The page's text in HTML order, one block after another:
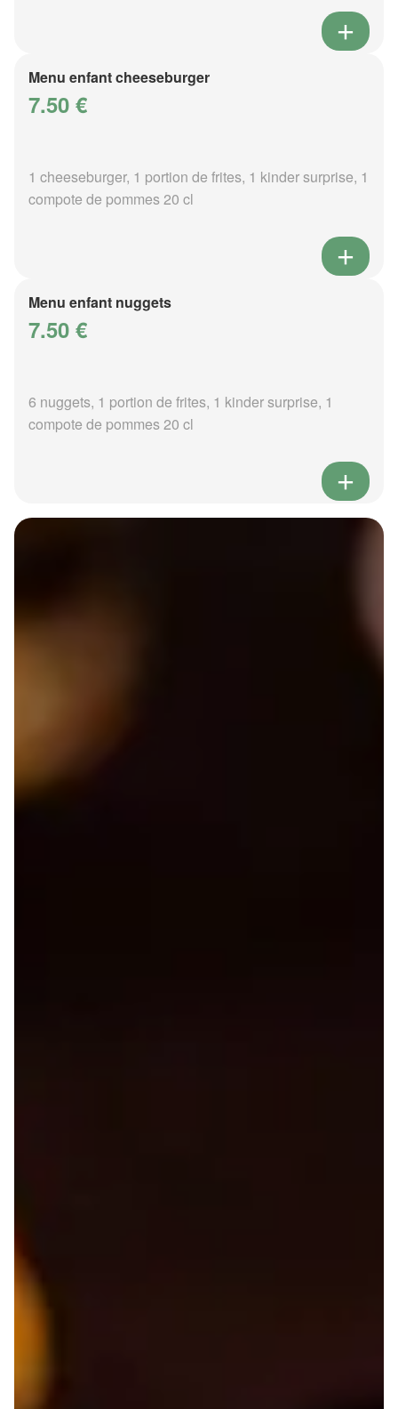
Menu enfant cheeseburger
7.50 €
1 cheeseburger, 1 portion de frites, 1 kinder surprise, 1
compote de pommes 20 cl
Menu enfant nuggets
7.50 €
6 nuggets, 1 portion de frites, 1 kinder surprise, 1
compote de pommes 20 cl